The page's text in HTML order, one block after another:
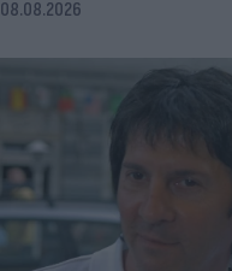
08.08.2026